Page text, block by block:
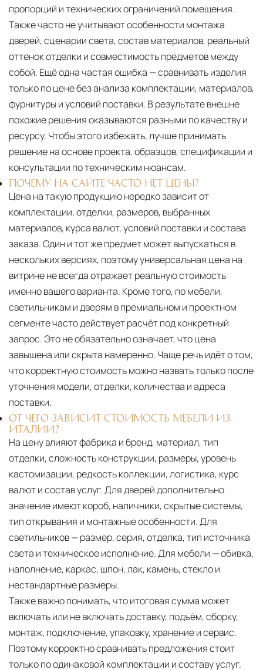
пропорций и технических ограничений помещения.
Также часто не учитывают особенности монтажа
дверей, сценарии света, состав материалов, реальный
оттенок отделки и совместимость предметов между
собой. Ещё одна частая ошибка — сравнивать изделия
только по цене без анализа комплектации, материалов,
фурнитуры и условий поставки. В результате внешне
похожие решения оказываются разными по качеству и
ресурсу. Чтобы этого избежать, лучше принимать
решение на основе проекта, образцов, спецификации и
консультации по техническим нюансам.
ПОЧЕМУ НА САЙТЕ ЧАСТО НЕТ ЦЕНЫ?
Цена на такую продукцию нередко зависит от
комплектации, отделки, размеров, выбранных
материалов, курса валют, условий поставки и состава
заказа. Один и тот же предмет может выпускаться в
нескольких версиях, поэтому универсальная цена на
витрине не всегда отражает реальную стоимость
именно вашего варианта. Кроме того, по мебели,
светильникам и дверям в премиальном и проектном
сегменте часто действует расчёт под конкретный
запрос. Это не обязательно означает, что цена
завышена или скрыта намеренно. Чаще речь идёт о том,
что корректную стоимость можно назвать только после
уточнения модели, отделки, количества и адреса
поставки.
ОТ ЧЕГО ЗАВИСИТ СТОИМОСТЬ МЕБЕЛИ ИЗ
ИТАЛИИ?
На цену влияют фабрика и бренд, материал, тип
отделки, сложность конструкции, размеры, уровень
кастомизации, редкость коллекции, логистика, курс
валют и состав услуг. Для дверей дополнительно
значение имеют короб, наличники, скрытые системы,
тип открывания и монтажные особенности. Для
светильников — размер, серия, отделка, тип источника
света и техническое исполнение. Для мебели — обивка,
наполнение, каркас, шпон, лак, камень, стекло и
нестандартные размеры.
Также важно понимать, что итоговая сумма может
включать или не включать доставку, подъём, сборку,
монтаж, подключение, упаковку, хранение и сервис.
Поэтому корректно сравнивать предложения стоит
только по одинаковой комплектации и составу услуг.